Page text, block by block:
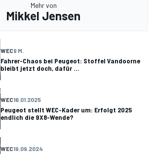
Mehr von
Mikkel Jensen
WEC9 M.
Fahrer-Chaos bei Peugeot: Stoffel Vandoorne
bleibt jetzt doch, dafür ...
WEC16.01.2025
Peugeot stellt WEC-Kader um: Erfolgt 2025
endlich die 9X8-Wende?
WEC19.09.2024